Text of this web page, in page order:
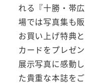
れる『十勝・帯
場では写真集も
お買い上げ特典
カードをプレゼ
展示写真に感動
た貴重な本誌を